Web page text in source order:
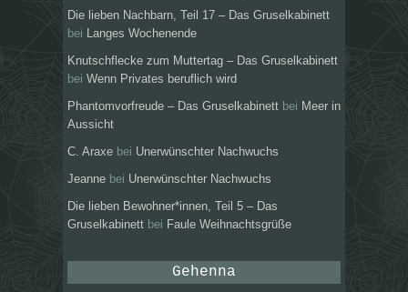
Die lieben Nachbarn, Teil 17 – Das Gruselkabinett
bei Langes Wochenende
Knutschflecke zum Muttertag – Das Gruselkabinett
bei Wenn Privates beruflich wird
Phantomvorfreude – Das Gruselkabinett bei Meer in
Aussicht
C. Araxe bei Unerwünschter Nachwuchs
Jeanne bei Unerwünschter Nachwuchs
Die lieben Bewohner*innen, Teil 5 – Das
Gruselkabinett bei Faule Weihnachtsgrüße
Gehenna